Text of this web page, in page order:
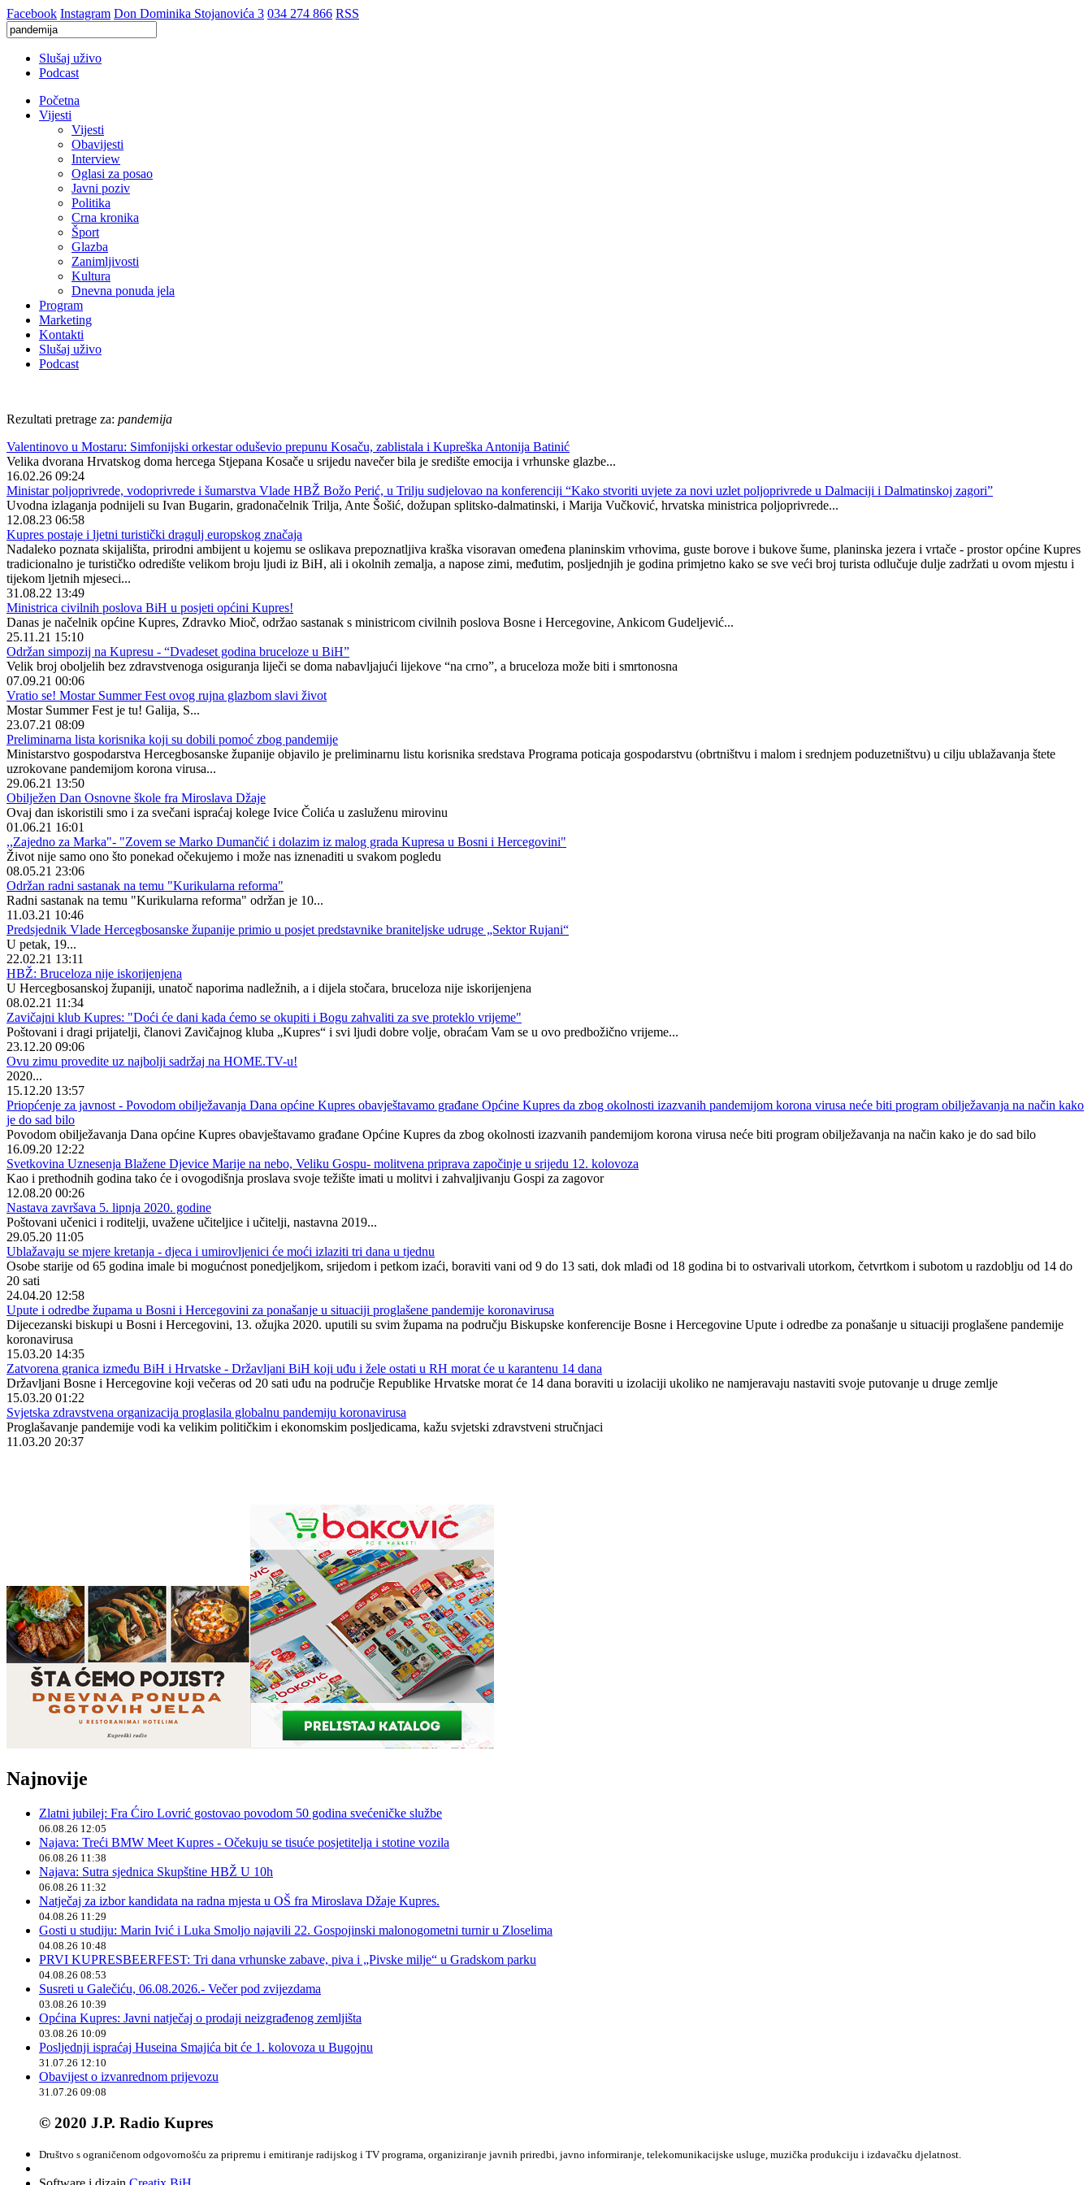
Facebook Instagram Don Dominika Stojanovića 3 034 274 866 RSS
Slušaj uživo
Podcast
Početna
Vijesti
Vijesti
Obavijesti
Interview
Oglasi za posao
Javni poziv
Politika
Crna kronika
Šport
Glazba
Zanimljivosti
Kultura
Dnevna ponuda jela
Program
Marketing
Kontakti
Slušaj uživo
Podcast
Rezultati pretrage za: pandemija
Valentinovo u Mostaru: Simfonijski orkestar oduševio prepunu Kosaču, zablistala i Kupreška Antonija Batinić
Velika dvorana Hrvatskog doma hercega Stjepana Kosače u srijedu navečer bila je središte emocija i vrhunske glazbe...
16.02.26 09:24
Ministar poljoprivrede, vodoprivrede i šumarstva Vlade HBŽ Božo Perić, u Trilju sudjelovao na konferenciji “Kako stvoriti uvjete za novi uzlet poljoprivrede u Dalmaciji i Dalmatinskoj zagori”
Uvodna izlaganja podnijeli su Ivan Bugarin, gradonačelnik Trilja, Ante Šošić, dožupan splitsko-dalmatinski, i Marija Vučković, hrvatska ministrica poljoprivrede...
12.08.23 06:58
Kupres postaje i ljetni turistički dragulj europskog značaja
Nadaleko poznata skijališta, prirodni ambijent u kojemu se oslikava prepoznatljiva kraška visoravan omeđena planinskim vrhovima, guste borove i bukove šume, planinska jezera i vrtače - prostor općine Kupres
tradicionalno je turističko odredište velikom broju ljudi iz BiH, ali i okolnih zemalja, a napose zimi, međutim, posljednjih je godina primjetno kako se sve veći broj turista odlučuje dulje zadržati u ovom mjestu i
tijekom ljetnih mjeseci...
31.08.22 13:49
Ministrica civilnih poslova BiH u posjeti općini Kupres!
Danas je načelnik općine Kupres, Zdravko Mioč, održao sastanak s ministricom civilnih poslova Bosne i Hercegovine, Ankicom Gudeljević...
25.11.21 15:10
Održan simpozij na Kupresu - “Dvadeset godina bruceloze u BiH”
Velik broj oboljelih bez zdravstvenoga osiguranja liječi se doma nabavljajući lijekove “na crno”, a bruceloza može biti i smrtonosna
07.09.21 00:06
Vratio se! Mostar Summer Fest ovog rujna glazbom slavi život
Mostar Summer Fest je tu! Galija, S...
23.07.21 08:09
Preliminarna lista korisnika koji su dobili pomoć zbog pandemije
Ministarstvo gospodarstva Hercegbosanske županije objavilo je preliminarnu listu korisnika sredstava Programa poticaja gospodarstvu (obrtništvu i malom i srednjem poduzetništvu) u cilju ublažavanja štete
uzrokovane pandemijom korona virusa...
29.06.21 13:50
Obilježen Dan Osnovne škole fra Miroslava Džaje
Ovaj dan iskoristili smo i za svečani ispraćaj kolege Ivice Čolića u zasluženu mirovinu
01.06.21 16:01
,,Zajedno za Marka"- "Zovem se Marko Dumančić i dolazim iz malog grada Kupresa u Bosni i Hercegovini"
Život nije samo ono što ponekad očekujemo i može nas iznenaditi u svakom pogledu
08.05.21 23:06
Održan radni sastanak na temu "Kurikularna reforma"
Radni sastanak na temu "Kurikularna reforma" održan je 10...
11.03.21 10:46
Predsjednik Vlade Hercegbosanske županije primio u posjet predstavnike braniteljske udruge „Sektor Rujani“
U petak, 19...
22.02.21 13:11
HBŽ: Bruceloza nije iskorijenjena
U Hercegbosanskoj županiji, unatoč naporima nadležnih, a i dijela stočara, bruceloza nije iskorijenjena
08.02.21 11:34
Zavičajni klub Kupres: "Doći će dani kada ćemo se okupiti i Bogu zahvaliti za sve proteklo vrijeme"
Poštovani i dragi prijatelji, članovi Zavičajnog kluba „Kupres“ i svi ljudi dobre volje, obraćam Vam se u ovo predbožično vrijeme...
23.12.20 09:06
Ovu zimu provedite uz najbolji sadržaj na HOME.TV-u!
2020...
15.12.20 13:57
Priopćenje za javnost - Povodom obilježavanja Dana općine Kupres obavještavamo građane Općine Kupres da zbog okolnosti izazvanih pandemijom korona virusa neće biti program obilježavanja na način kako
je do sad bilo
Povodom obilježavanja Dana općine Kupres obavještavamo građane Općine Kupres da zbog okolnosti izazvanih pandemijom korona virusa neće biti program obilježavanja na način kako je do sad bilo
16.09.20 12:22
Svetkovina Uznesenja Blažene Djevice Marije na nebo, Veliku Gospu- molitvena priprava započinje u srijedu 12. kolovoza
Kao i prethodnih godina tako će i ovogodišnja proslava svoje težište imati u molitvi i zahvaljivanju Gospi za zagovor
12.08.20 00:26
Nastava završava 5. lipnja 2020. godine
Poštovani učenici i roditelji, uvažene učiteljice i učitelji, nastavna 2019...
29.05.20 11:05
Ublažavaju se mjere kretanja - djeca i umirovljenici će moći izlaziti tri dana u tjednu
Osobe starije od 65 godina imale bi mogućnost ponedjeljkom, srijedom i petkom izaći, boraviti vani od 9 do 13 sati, dok mlađi od 18 godina bi to ostvarivali utorkom, četvrtkom i subotom u razdoblju od 14 do
20 sati
24.04.20 12:58
Upute i odredbe župama u Bosni i Hercegovini za ponašanje u situaciji proglašene pandemije koronavirusa
Dijecezanski biskupi u Bosni i Hercegovini, 13. ožujka 2020. uputili su svim župama na području Biskupske konferencije Bosne i Hercegovine Upute i odredbe za ponašanje u situaciji proglašene pandemije
koronavirusa
15.03.20 14:35
Zatvorena granica između BiH i Hrvatske - Državljani BiH koji uđu i žele ostati u RH morat će u karantenu 14 dana
Državljani Bosne i Hercegovine koji večeras od 20 sati uđu na područje Republike Hrvatske morat će 14 dana boraviti u izolaciji ukoliko ne namjeravaju nastaviti svoje putovanje u druge zemlje
15.03.20 01:22
Svjetska zdravstvena organizacija proglasila globalnu pandemiju koronavirusa
Proglašavanje pandemije vodi ka velikim političkim i ekonomskim posljedicama, kažu svjetski zdravstveni stručnjaci
11.03.20 20:37
Najnovije
Zlatni jubilej: Fra Ćiro Lovrić gostovao povodom 50 godina svećeničke službe
06.08.26 12:05
Najava: Treći BMW Meet Kupres - Očekuju se tisuće posjetitelja i stotine vozila
06.08.26 11:38
Najava: Sutra sjednica Skupštine HBŽ U 10h
06.08.26 11:32
Natječaj za izbor kandidata na radna mjesta u OŠ fra Miroslava Džaje Kupres.
04.08.26 11:29
Gosti u studiju: Marin Ivić i Luka Smoljo najavili 22. Gospojinski malonogometni turnir u Zloselima
04.08.26 10:48
PRVI KUPRESBEERFEST: Tri dana vrhunske zabave, piva i „Pivske milje“ u Gradskom parku
04.08.26 08:53
Susreti u Galečiću, 06.08.2026.- Večer pod zvijezdama
03.08.26 10:39
Općina Kupres: Javni natječaj o prodaji neizgrađenog zemljišta
03.08.26 10:09
Posljednji ispraćaj Huseina Smajića bit će 1. kolovoza u Bugojnu
31.07.26 12:10
Obavijest o izvanrednom prijevozu
31.07.26 09:08
© 2020 J.P. Radio Kupres
Društvo s ograničenom odgovornošću za pripremu i emitiranje radijskog i TV programa, organiziranje javnih priredbi, javno informiranje, telekomunikacijske usluge, muzička produkciju i izdavačku djelatnost.